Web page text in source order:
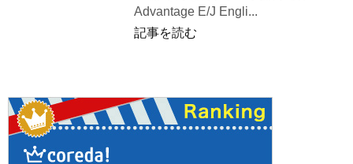
Advantage E/J Engli...
記事を読む